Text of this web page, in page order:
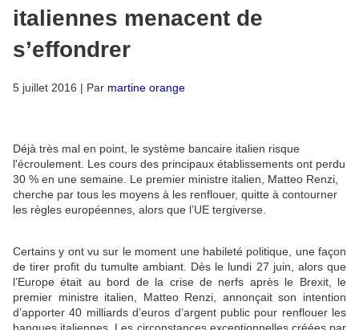
italiennes menacent de
s’effondrer
5 juillet 2016 | Par martine orange
Déjà très mal en point, le système bancaire italien risque
l'écroulement. Les cours des principaux établissements ont perdu
30 % en une semaine. Le premier ministre italien, Matteo Renzi,
cherche par tous les moyens à les renflouer, quitte à contourner
les règles européennes, alors que l’UE tergiverse.
Certains y ont vu sur le moment une habileté politique, une façon
de tirer profit du tumulte ambiant. Dès le lundi 27 juin, alors que
l’Europe était au bord de la crise de nerfs après le Brexit, le
premier ministre italien, Matteo Renzi, annonçait son intention
d’apporter 40 milliards d’euros d’argent public pour renflouer les
banques italiennes. Les circonstances exceptionnelles créées par